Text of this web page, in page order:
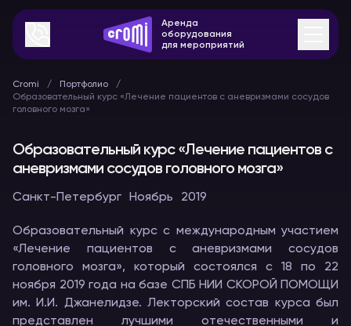
Аренда
оборудования
для мероприятий
Cromi
Портфолио
Образовательный курс «Лечение пациентов с аневризмами сосудов
головного мозга»
Образовательный курс «Лечение пациентов с
аневризмами сосудов головного мозга»
Санкт-Петербург Ноябрь 2019
Образовательный курс с международным участием
«Лечение пациентов с аневризмами сосудов
головного мозга», который состоялся с 18 по 22
ноября 2019 года на базе СПБ НИИ СКОРОЙ ПОМОЩИ
им. И.И. Джанелидзе. Лекторский состав курса был
представлен лучшими отечественными и